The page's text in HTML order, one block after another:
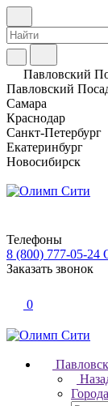
Павловский
Павловский
Самара
Краснодар
Санкт-Петербург
Екатеринбург
Новосибирск
Телефоны
8 (800) 777-05-24
Заказать звонок
0
Города